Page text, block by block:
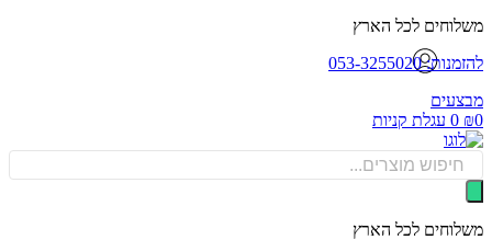
לכל הארץ
053-3255020
0 עגלת קניות
לכל הארץ